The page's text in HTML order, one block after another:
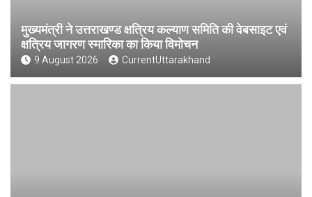
मुख्यमंत्री ने उत्तराखण्ड क्षत्रिय कल्याण समिति की वेबसाइट एवं
क्षत्रिय जागरण स्मारिका का किया विमोचन
9 August 2026 CurrentUttarakhand